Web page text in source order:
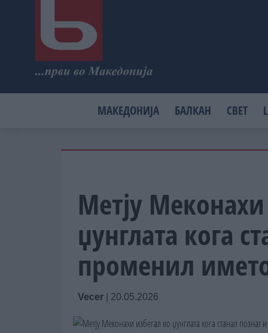
МАКЕДОНИЈА БАЛКАН СВЕТ
Метју
џунглата кога
променил
Vecer 20.05.2026